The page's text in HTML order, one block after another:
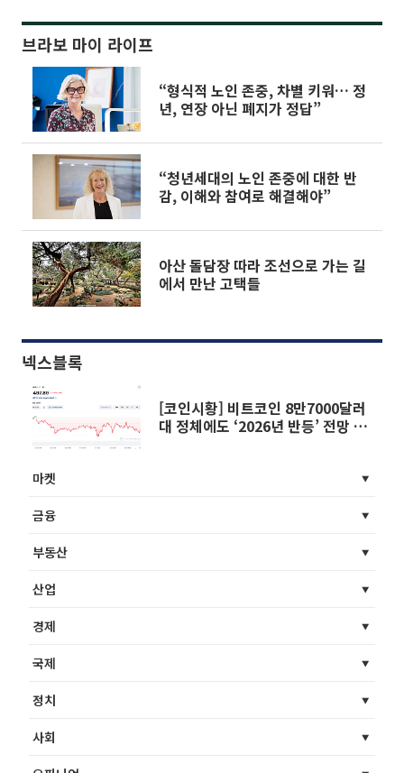
브라보 마이 라이프
“형식적 노인 존중, 차별 키워… 정
년, 연장 아닌 폐지가 정답”
“청년세대의 노인 존중에 대한 반
감, 이해와 참여로 해결해야”
아산 돌담장 따라 조선으로 가는 길
에서 만난 고택들
넥스블록
[코인시황] 비트코인 8만7000달러
대 정체에도 ‘2026년 반등’ 전망 등
마켓
금융
부동산
산업
경제
국제
정치
사회